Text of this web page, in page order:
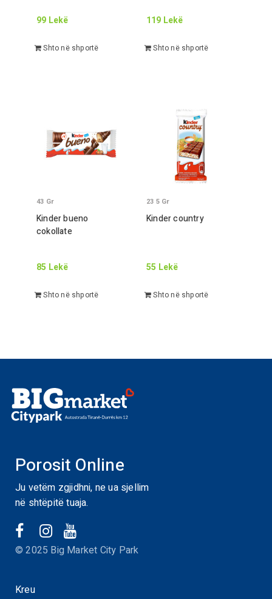
99 Lekë
Shto në shportë
119 Lekë
Shto në shportë
Kinder bueno
cokollate
43 Gr
85 Lekë
Shto në shportë
Kinder country
23 5Gr
55 Lekë
Shto në shportë
Porosit Online
Ju vetëm zgjidhni, ne ua sjellim
në shtëpitë tuaja.
© 2025 Big Market City Park
Kreu